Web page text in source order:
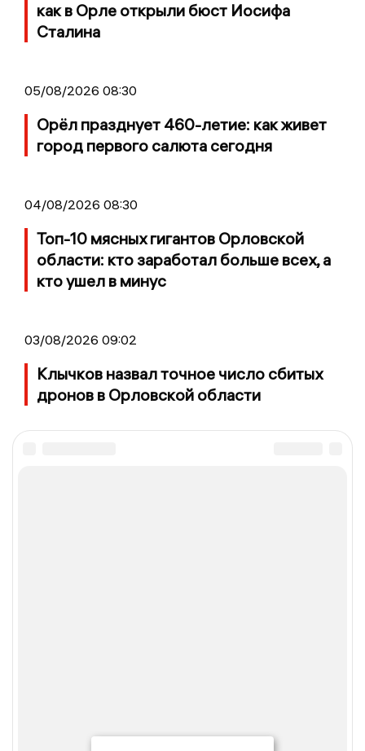
как в Орле открыли бюст Иосифа
Сталина
05/08/2026 08:30
Орёл празднует 460-летие: как живет
город первого салюта сегодня
04/08/2026 08:30
Топ-10 мясных гигантов Орловской
области: кто заработал больше всех, а
кто ушел в минус
03/08/2026 09:02
Клычков назвал точное число сбитых
дронов в Орловской области